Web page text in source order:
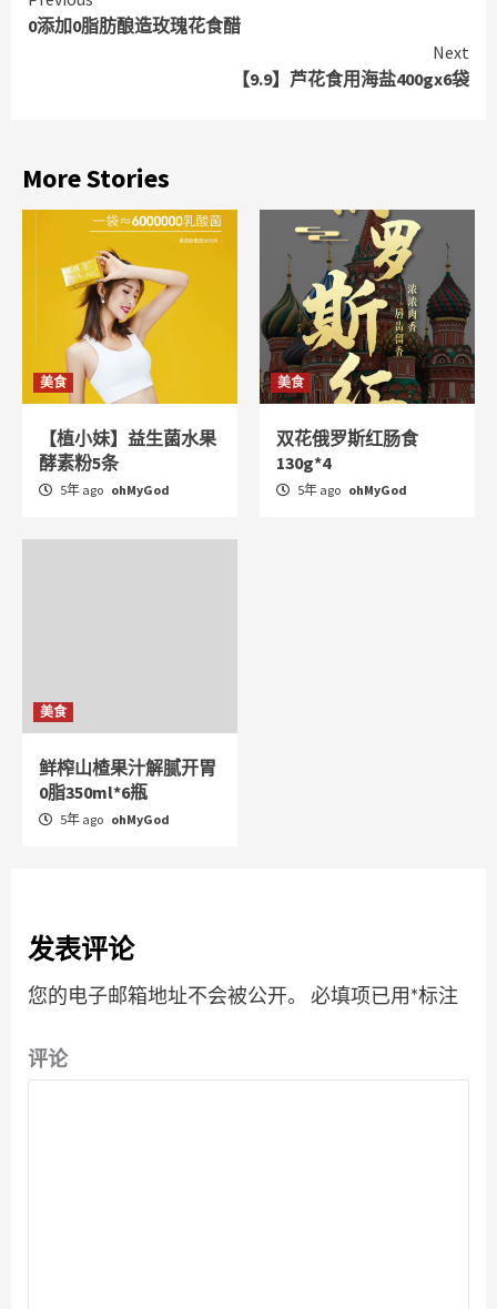
Reading
0添加0脂肪酿造玫瑰花食醋
Next
【9.9】芦花食用海盐400gx6袋
More Stories
美食
【植小妹】益生菌水果
酵素粉5条
5年 ago ohMyGod
美食
双花俄罗斯红肠食
130g*4
5年 ago ohMyGod
美食
鲜榨山楂果汁解腻开胃
0脂350ml*6瓶
5年 ago ohMyGod
发表评论
您的电子邮箱地址不会被公开。 必填项已用*标注
评论